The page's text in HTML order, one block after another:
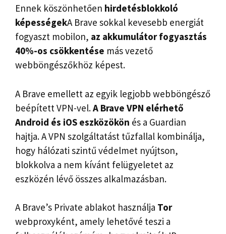
Ennek köszönhetően hirdetésblokkoló
képességekA Brave sokkal kevesebb energiát
fogyaszt mobilon, az akkumulátor fogyasztás
40%-os csökkentése más vezető
webböngészőkhöz képest.
A Brave emellett az egyik legjobb webböngésző
beépített VPN-vel.A Brave VPN elérhető
Android és iOS eszközökön és a Guardian
hajtja. A VPN szolgáltatást tűzfallal kombinálja,
hogy hálózati szintű védelmet nyújtson,
blokkolva a nem kívánt felügyeletet az
eszközén lévő összes alkalmazásban.
A Brave’s Private ablakot használja Tor
webproxyként, amely lehetővé teszi a